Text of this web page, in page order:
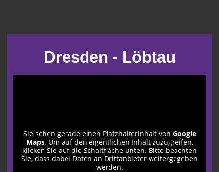
Dresden - Löbtau
Sie sehen gerade einen Platzhalterinhalt von Google
Maps. Um auf den eigentlichen Inhalt zuzugreifen,
klicken Sie auf die Schaltfläche unten. Bitte beachten
Sie, dass dabei Daten an Drittanbieter weitergegeben
werden.